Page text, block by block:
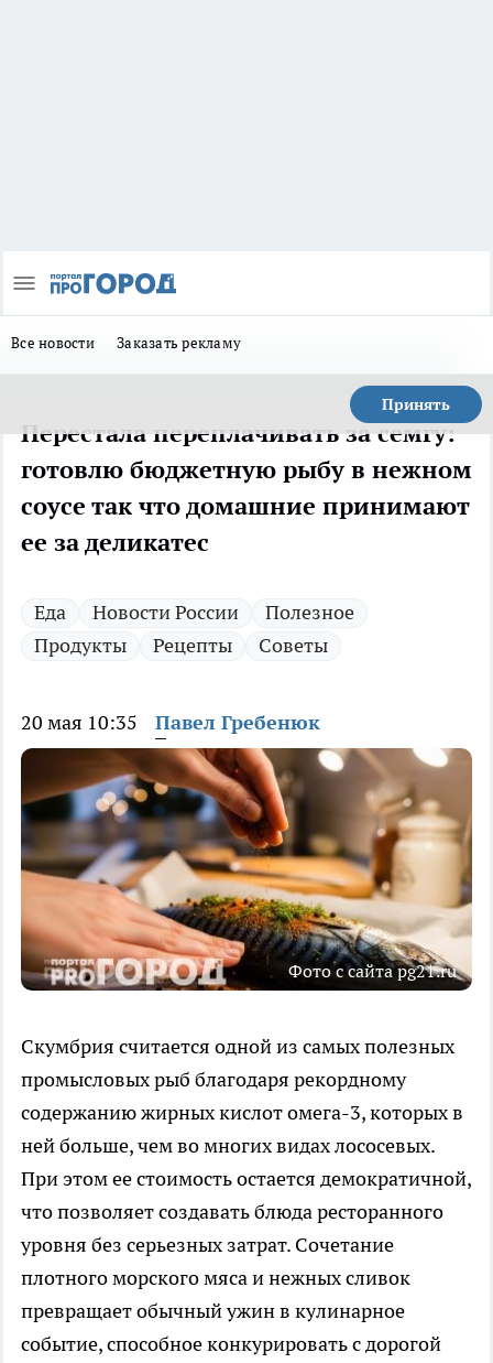
Все новости Заказать рекламу
Принять
Перестала переплачивать за семгу:
готовлю бюджетную рыбу в нежном
соусе так что домашние принимают
ее за деликатес
Еда Новости России
Полезное
Продукты
Рецепты Советы
20 мая 10:35 Павел Гребенюк
Фото с сайта pg21.ru
Скумбрия считается одной из самых полезных
промысловых рыб благодаря рекордному
содержанию жирных кислот омега-3, которых в
ней больше, чем во многих видах лососевых.
При этом ее стоимость остается демократичной,
что позволяет создавать блюда ресторанного
уровня без серьезных затрат. Сочетание
плотного морского мяса и нежных сливок
превращает обычный ужин в кулинарное
событие, способное конкурировать с дорогой